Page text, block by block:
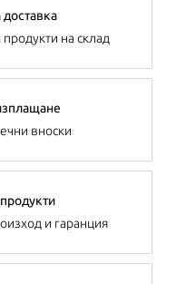
да намерите
на склад
вноски
и гаранция